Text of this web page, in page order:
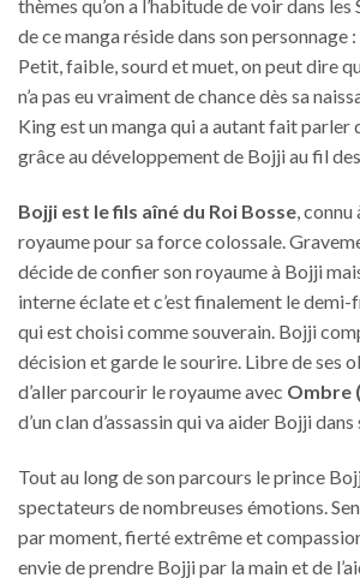
thèmes qu’on a l’habitude de voir dans les
de ce manga réside dans son personnage :
Petit, faible, sourd et muet, on peut dire
n’a pas eu vraiment de chance dès sa
King est un manga qui a autant fait parler
grâce au développement de Bojji au fil
Bojji est le fils aîné du Roi Bosse,
royaume pour sa force colossale.
décide de confier son royaume à Bojji
interne éclate et c’est finalement le
qui est choisi comme souverain. Bojji
décision et garde le sourire. Libre de ses
d’aller parcourir le royaume avec Ombre
d’un clan d’assassin qui va aider Bojji
Tout au long de son parcours le prince
spectateurs de nombreuses émotions.
par moment, fierté extrême et
envie de prendre Bojji par la main et de